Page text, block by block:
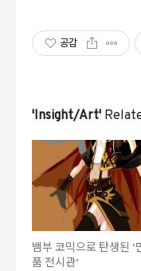
공감
'Insight/Art'
뱀부 코믹으로 탄생된 ‘
품 전시관’